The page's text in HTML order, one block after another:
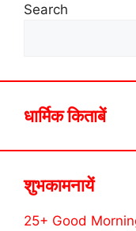
Search
धार्मिक किताबें
शुभकामनायें
25+ Good